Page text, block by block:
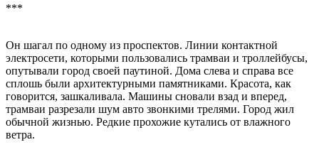
***
Он шагал по одному из проспектов. Линии контактной
электросети, которыми пользовались трамваи и троллейбусы,
опутывали город своей паутиной. Дома слева и справа все
сплошь были архитектурными памятниками. Красота, как
говорится, зашкаливала. Машины сновали взад и вперед,
трамваи разрезали шум авто звонкими трелями. Город жил
обычной жизнью. Редкие прохожие кутались от влажного
ветра.